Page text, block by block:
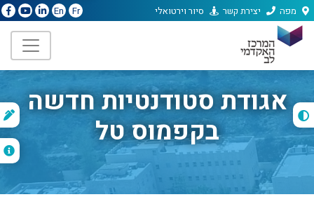
מפה יצירת קשר סיור וירטואלי Fr
En
אגודת סטודנטיות חדשה
בקפמוס טל